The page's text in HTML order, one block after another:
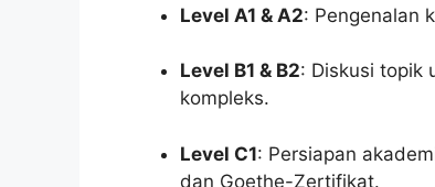
Level A1 & A2: Pengenalan
Level B1 & B2: Diskusi topik
kompleks.
Level C1: Persiapan
dan Goethe-Zertifikat.